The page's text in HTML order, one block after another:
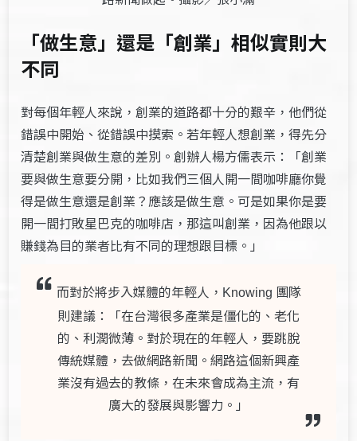
「做生意」還是「創業」相似實則大
不同
對每個年輕人來說，創業的道路都十分的艱辛，他們從
錯誤中開始、從錯誤中摸索。若年輕人想創業，得先分
清楚創業與做生意的差別。創辦人楊方儒表示：「創業
要與做生意要分開，比如我們三個人開一間咖啡廳你覺
得是做生意還是創業？應該是做生意。可是如果你是要
開一間打敗星巴克的咖啡店，那這叫創業，因為他跟以
賺錢為目的業者比有不同的理想跟目標。」
而對於將步入媒體的年輕人， Knowing 團隊
則建議：「在台灣很多產業是僵化的、老化
的、利潤微薄。對於現在的年輕人，要跳脫
傳統媒體，去做網路新聞。網路這個新興產
業沒有過去的教條，在未來會成為主流，有
廣大的發展與影響力。」